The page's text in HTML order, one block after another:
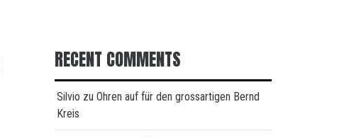
RECENT COMMENTS
Silvio zu Ohren auf für den grossartigen Bernd
Kreis